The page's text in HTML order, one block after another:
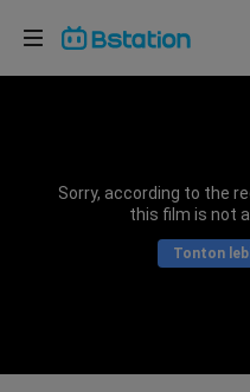
Sorry, according to the
this film is not
Tonton
Pilih bahasa
Bahasa Indonesia